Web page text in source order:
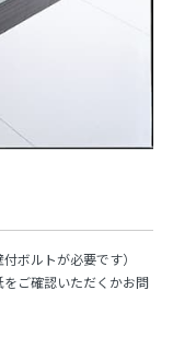
ボルトが必要です）
ご確認いただくかお問